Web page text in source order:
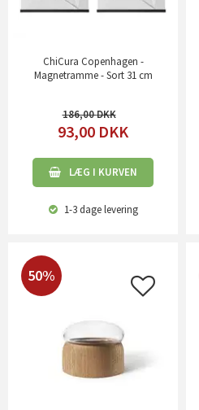
ChiCura Copenhagen -
Magnetramme - Sort 31 cm
186,00
93,00 DKK
LÆG I KURVEN
1-3 dagelevering
50%